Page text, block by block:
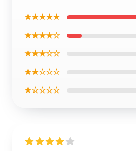
★★★★★
★★★★☆
★★★☆☆
★★☆☆☆
★☆☆☆☆